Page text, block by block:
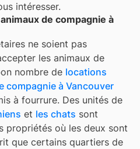
intéresser.
de compagnie à
ne soient pas
les animaux de
nombre de locations
compagnie à Vancouver
à fourrure. Des unités de
et les chats sont
propriétés où les deux sont
que certains quartiers de